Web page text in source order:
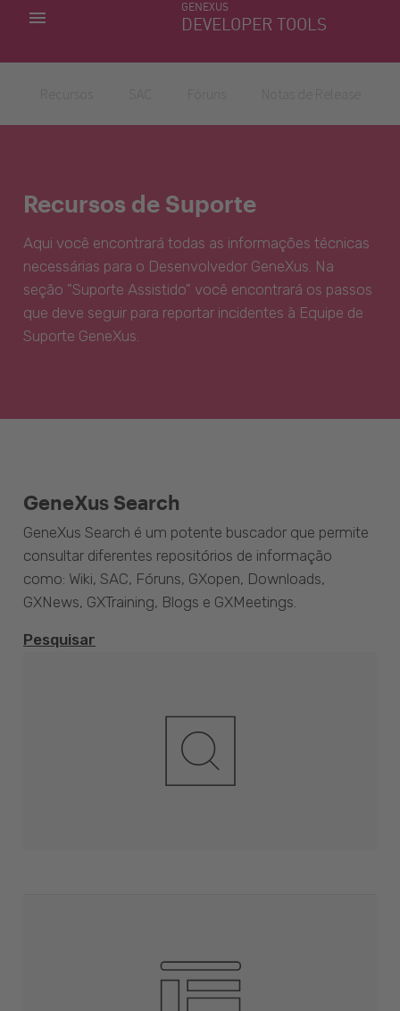
GENEXUS
DEVELOPER TOOLS
MINHAS APLICACÕES
Recursos de Suporte
Aqui você encontrará todas as informações técnicas
necessárias para o Desenvolvedor GeneXus. Na
seção "Suporte Assistido" você encontrará os passos
que deve seguir para reportar incidentes à Equipe de
Suporte GeneXus.
GeneXus Search
GeneXus Search é um potente buscador que permite
consultar diferentes repositórios de informação
como: Wiki, SAC, Fóruns, GXopen, Downloads,
GXNews, GXTraining, Blogs e GXMeetings.
Pesquisar